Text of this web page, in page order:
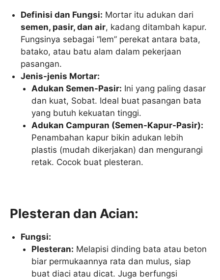
Definisi dan Fungsi: Mortar itu adukan dari
semen, pasir, dan air, kadang ditambah kapur.
Fungsinya sebagai “lem” perekat antara bata,
batako, atau batu alam dalam pekerjaan
pasangan.
Jenis-jenis Mortar:
Adukan Semen-Pasir: Ini yang paling dasar
dan kuat, Sobat. Ideal buat pasangan bata
yang butuh kekuatan tinggi.
Adukan Campuran (Semen-Kapur-Pasir):
Penambahan kapur bikin adukan lebih
plastis (mudah dikerjakan) dan mengurangi
retak. Cocok buat plesteran.
Plesteran dan Acian:
Fungsi:
Plesteran: Melapisi dinding bata atau beton
biar permukaannya rata dan mulus, siap
buat diaci atau dicat. Juga berfungsi